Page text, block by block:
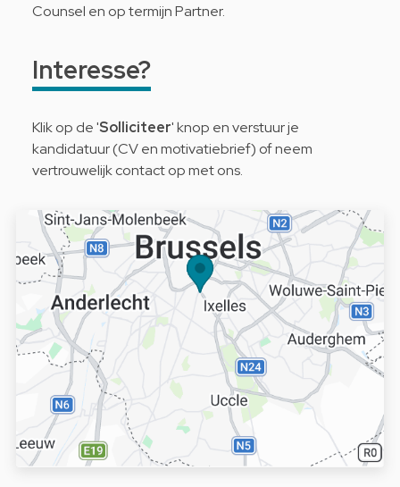
Counsel en op termijn Partner.
Interesse?
Klik op de 'Solliciteer' knop en verstuur je
kandidatuur (CV en motivatiebrief) of neem
vertrouwelijk contact op met ons.